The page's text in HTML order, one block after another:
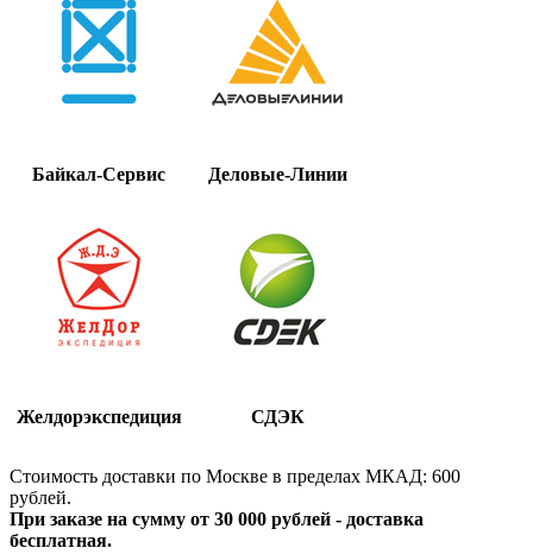
Байкал-Сервис Деловые-Линии
Желдорэкспедиция СДЭК
Стоимость доставки по Москве в пределах МКАД: 600
рублей.
При заказе на сумму от 30 000 рублей - доставка
бесплатная.